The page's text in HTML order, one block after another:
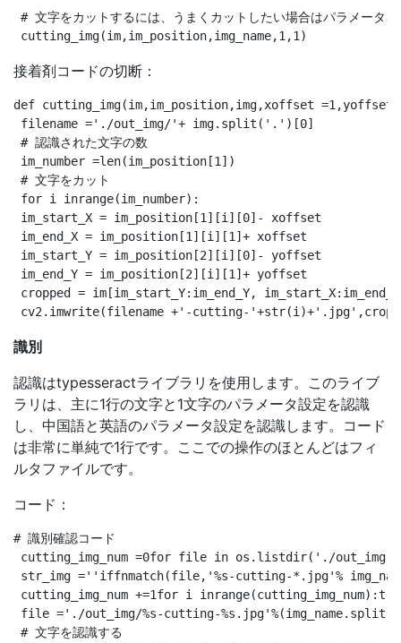
# 文字をカットするには、うまくカットしたい場合はパラメータ
接着剤コードの切断：
def cutting_img(im,im_position,img,xoffset =1,yoffset
filename ='./out_img/'+ img.split('.')[0]
# 認識された文字の数
im_number =len(im_position[1])
# 文字をカット
for i inrange(im_number):
im_start_X = im_position[1][i][0]- xoffset
im_end_X = im_position[1][i][1]+ xoffset
im_start_Y = im_position[2][i][0]- yoffset
im_end_Y = im_position[2][i][1]+ yoffset
cropped = im[im_start_Y:im_end_Y,
識別
認識はtypesseractライブラリを使用します。このライブ
ラリは、主に1行の文字と1文字のパラメータ設定を認識
し、中国語と英語のパラメータ設定を認識します。コード
は非常に単純で1行です。ここでの操作のほとんどはフィ
ルタファイルです。
コード：
# 識別確認コード
cutting_img_num =0for file in os.listdir('./
str_img =''iffnmatch(file,'%s-cutting-*.jpg'%
cutting_img_num +=1for i
file ='./out_img/%s-cutting-
# 文字を認識する